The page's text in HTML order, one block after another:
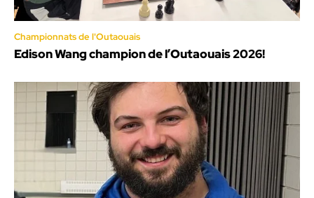
Championnats de l'Outaouais
Edison Wang champion de l’Outaouais 2026!